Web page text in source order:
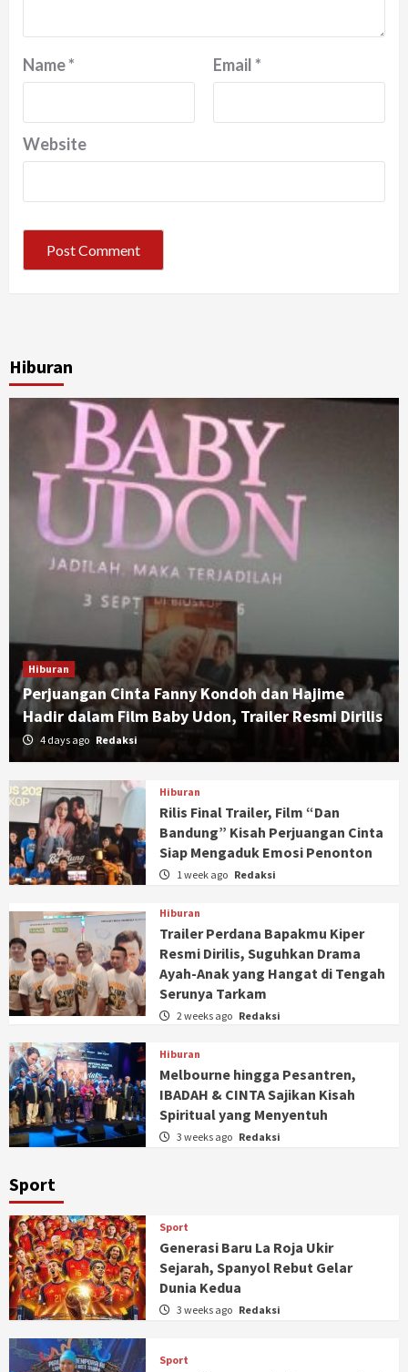
Name* Email*
Website
Hiburan
Hiburan
Perjuangan Cinta Fanny Kondoh dan Hajime
Hadir dalam Film Baby Udon, Trailer Resmi Dirilis
4 days ago Redaksi
Hiburan
Rilis Final Trailer, Film “Dan
Bandung” Kisah Perjuangan Cinta
Siap Mengaduk Emosi Penonton
1 week ago Redaksi
Hiburan
Trailer Perdana Bapakmu Kiper
Resmi Dirilis, Suguhkan Drama
Ayah-Anak yang Hangat di Tengah
Serunya Tarkam
2 weeks ago Redaksi
Hiburan
Melbourne hingga Pesantren,
IBADAH & CINTA Sajikan Kisah
Spiritual yang Menyentuh
3 weeks ago Redaksi
Sport
Sport
Generasi Baru La Roja Ukir
Sejarah, Spanyol Rebut Gelar
Dunia Kedua
3 weeks ago Redaksi
Sport